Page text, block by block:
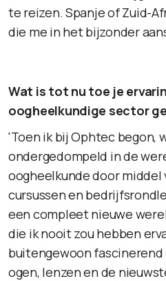
te reizen. Spanje of Zuid-
die me in het bijzonder
Wat is tot nu toe je
oogheelkundige sector
'Toen ik bij Ophtec begon,
ondergedompeld in de
oogheelkunde door middel
cursussen en
een compleet nieuwe
die ik nooit zou hebben
buitengewoon
ogen, lenzen en de